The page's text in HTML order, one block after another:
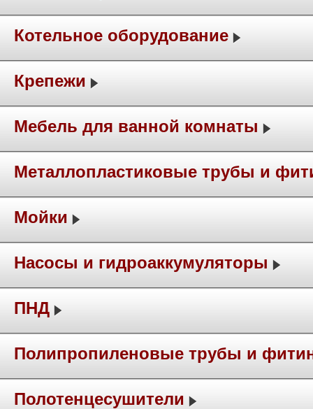
Котельное оборудование
Крепежи
Мебель для ванной комнаты
Металлопластиковые трубы и
Мойки
Насосы и гидроаккумуляторы
ПНД
Полипропиленовые трубы и
Полотенцесушители